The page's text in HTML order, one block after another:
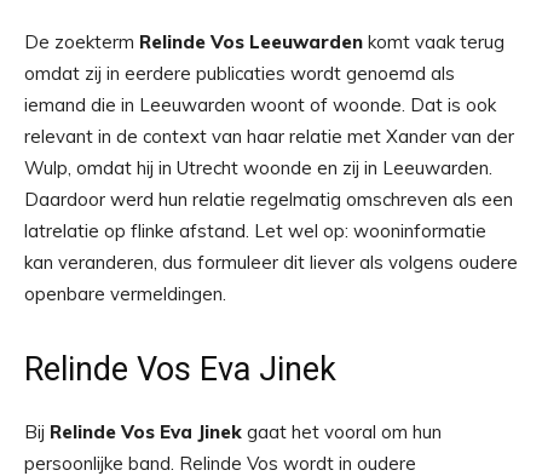
De zoekterm Relinde Vos Leeuwarden komt vaak terug
omdat zij in eerdere publicaties wordt genoemd als
iemand die in Leeuwarden woont of woonde. Dat is ook
relevant in de context van haar relatie met Xander van der
Wulp, omdat hij in Utrecht woonde en zij in Leeuwarden.
Daardoor werd hun relatie regelmatig omschreven als een
latrelatie op flinke afstand. Let wel op: wooninformatie
kan veranderen, dus formuleer dit liever als volgens oudere
openbare vermeldingen.
Relinde Vos Eva Jinek
Bij Relinde Vos Eva Jinek gaat het vooral om hun
persoonlijke band. Relinde Vos wordt in oudere